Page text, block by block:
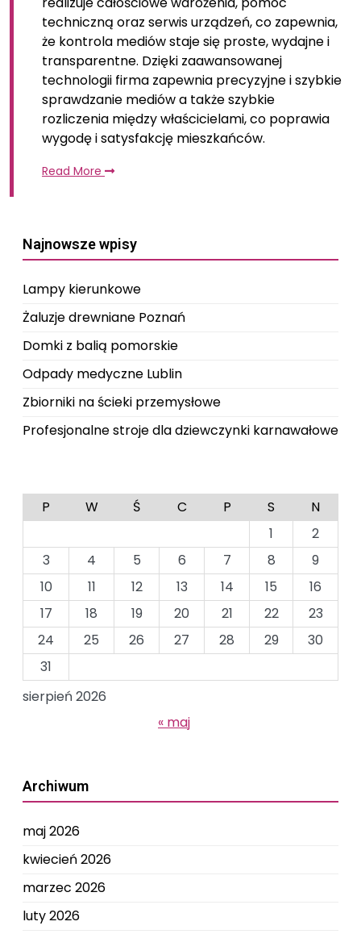
techniczną oraz serwis urządzeń, co zapewnia,
że kontrola mediów staje się proste, wydajne i
transparentne. Dzięki zaawansowanej
technologii firma zapewnia precyzyjne i szybkie
sprawdzanie mediów a także szybkie
rozliczenia między właścicielami, co poprawia
wygodę i satysfakcję mieszkańców.
Read More
Najnowsze wpisy
Lampy kierunkowe
Żaluzje drewniane Poznań
Domki z balią pomorskie
Odpady medyczne Lublin
Zbiorniki na ścieki przemysłowe
Profesjonalne stroje dla dziewczynki karnawałowe
sierpień 2026
P W Ś C P S
N
1
2
3
4 5 6 7 8
9
10
11 12 13 14 15
16
17
18 19 20 21 22
23
24
25 26 27 28 29
30
31
« maj
Archiwum
maj 2026
kwiecień 2026
marzec 2026
luty 2026